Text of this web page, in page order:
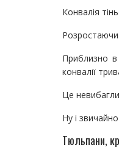
Конвалія
Приблизно в
конвалії
Це
Ну і
Тюльпани,